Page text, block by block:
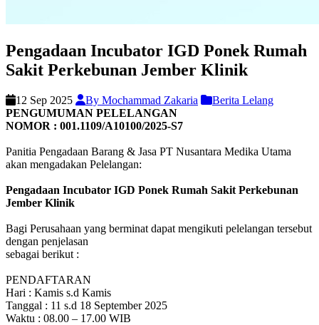
Pengadaan Incubator IGD Ponek Rumah
Sakit Perkebunan Jember Klinik
12 Sep 2025 By Mochammad Zakaria
Berita Lelang
PENGUMUMAN PELELANGAN
NOMOR : 001.1109/A10100/2025-S7
Panitia Pengadaan Barang & Jasa PT Nusantara Medika Utama
akan mengadakan Pelelangan:
Pengadaan Incubator IGD Ponek Rumah Sakit Perkebunan
Jember Klinik
Bagi Perusahaan yang berminat dapat mengikuti pelelangan tersebut
dengan penjelasan
sebagai berikut :
PENDAFTARAN
Hari : Kamis s.d Kamis
Tanggal : 11 s.d 18 September 2025
Waktu : 08.00 – 17.00 WIB